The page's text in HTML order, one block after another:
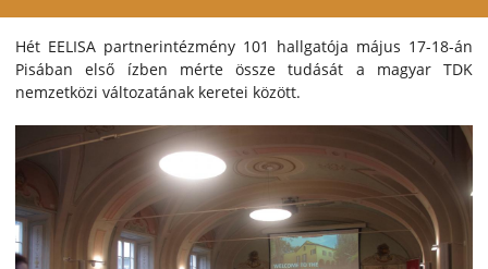
Hét EELISA partnerintézmény 101 hallgatója május 17-18-án
Pisában első ízben mérte össze tudását a magyar TDK
nemzetközi változatának keretei között.